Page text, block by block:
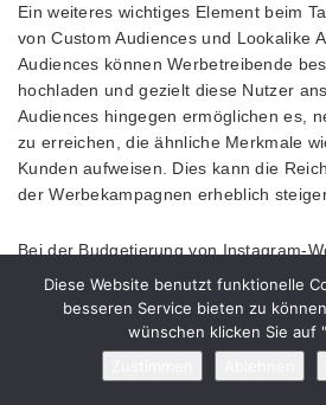
Ein weiteres wichtiges Element beim
von Custom Audiences und Lookalike
Audiences können Werbetreibende
hochladen und gezielt diese Nutzer
Audiences hingegen ermöglichen es,
zu erreichen, die ähnliche Merkmale
Kunden aufweisen. Dies kann die
der Werbekampagnen erheblich
Bei der Budgetierung von Instagram-
entscheidend, ein realistisches Budget
die Reichweite als auch die
Instagram bietet verschiedene
Cost-per-Click (CPC) und Cost-per-
Werbetreibende sollten ihre
Diese Website benutzt funktionelle
besseren Service bieten zu
wünschen klicken Sie auf